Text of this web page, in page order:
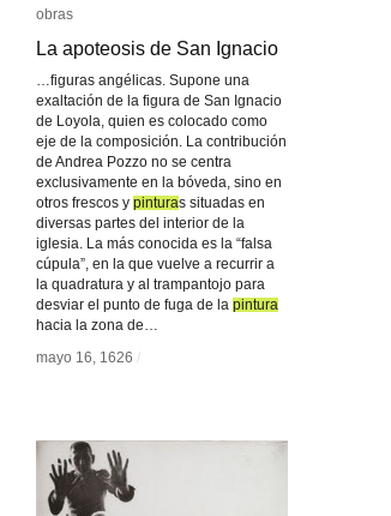
obras
La apoteosis de San Ignacio
…figuras angélicas. Supone una
exaltación de la figura de San Ignacio
de Loyola, quien es colocado como
eje de la composición. La contribución
de Andrea Pozzo no se centra
exclusivamente en la bóveda, sino en
otros frescos y pinturas situadas en
diversas partes del interior de la
iglesia. La más conocida es la “falsa
cúpula”, en la que vuelve a recurrir a
la quadratura y al trampantojo para
desviar el punto de fuga de la pintura
hacia la zona de…
mayo 16, 1626 /
obras
La apoteosis de San Ignacio
pintura
pintura
mayo 16, 1626 /